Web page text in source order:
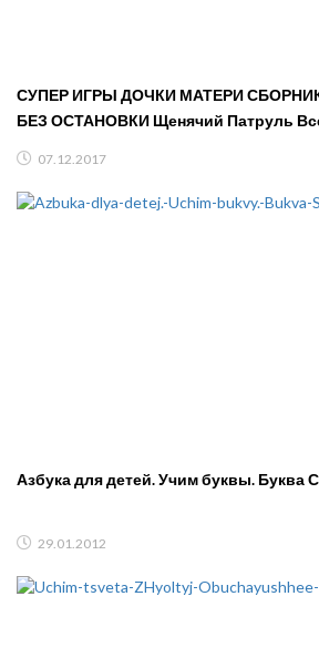
СУПЕР ИГРЫ ДОЧКИ МАТЕРИ СБОРНИК
БЕЗ ОСТАНОВКИ Щенячий Патруль
07.12.2017
Азбука для детей. Учим буквы. Буква С
29.01.2012